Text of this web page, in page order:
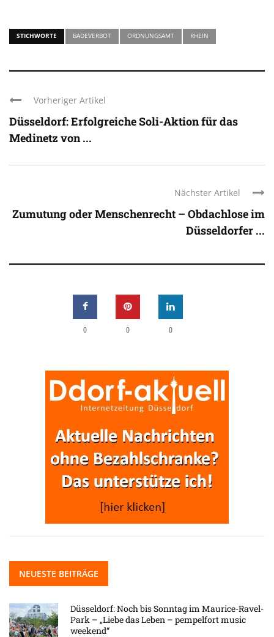
STICHWORTE BADEVERBOT ORDNUNGSAMT RHEIN
Vorheriger Artikel
Düsseldorf: Erfolgreiche Soli-Aktion für das
Medinetz von ...
Nächster Artikel
Zumutung oder Menschenrecht – Obdachlose im
Düsseldorfer ...
0 0 0
NEUESTE BEITRÄGE
Düsseldorf: Noch bis Sonntag im Maurice-Ravel-
Park – „Liebe das Leben – pempelfort music
weekend“